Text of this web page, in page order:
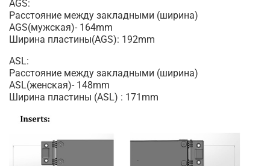
AGS:
Расстояние между закладными (ширина)
AGS(мужская)- 164mm
Ширина пластины(AGS): 192mm
ASL:
Расстояние между закладными (ширина)
ASL(женская)- 148mm
Ширина пластины (ASL) : 171mm